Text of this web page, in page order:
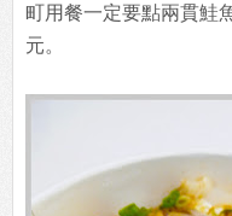
町用餐一定要點兩貫鮭
元。